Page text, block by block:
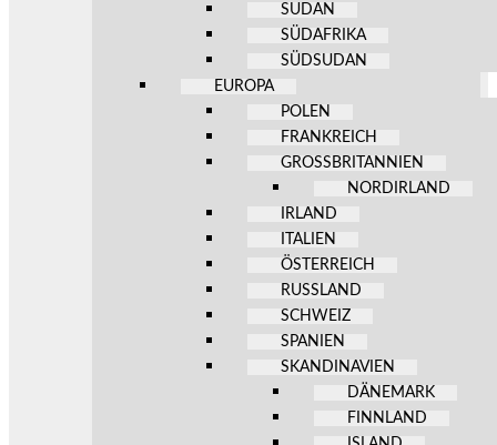
SUDAN
SÜDAFRIKA
SÜDSUDAN
EUROPA
POLEN
FRANKREICH
GROSSBRITANNIEN
NORDIRLAND
IRLAND
ITALIEN
ÖSTERREICH
RUSSLAND
SCHWEIZ
SPANIEN
SKANDINAVIEN
DÄNEMARK
FINNLAND